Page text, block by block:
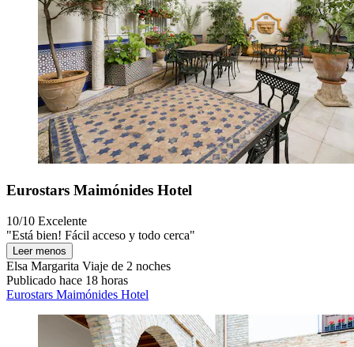
Eurostars Maimónides Hotel
10/10 Excelente
"Está bien! Fácil acceso y todo cerca"
Leer menos
Elsa Margarita Viaje de 2 noches
Publicado hace 18 horas
Eurostars Maimónides Hotel